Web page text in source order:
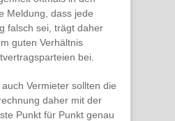
Meldung, dass jede
falsch sei, trägt daher
guten Verhältnis
bei.
Vermieter sollten die
daher mit der
Punkt für Punkt genau